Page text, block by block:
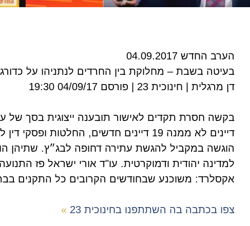
הערב החדש 04.09.2017
בעיטה בשבת – מחלוקת בין החרדים לנתניהו על
דן מרגלית | חינוכית 23 | פורסם 04/09/17 19:30
בקשה חסרת תקדים לאישור תובענה ייצוגית בסך של
דיינים לא ממנה 19 דיינים חדשים,
הוגשה במקביל להגשת עתירה דחופה לבג״ץ. שתיהן
למדינה יהודית ודמוקרטית. עו"ד אורי ישראל פז
אקסלרד: משוכנע שבחודשים הקרובים כל התקנים
צפו בכתבה בה השתתפנו בחינוכית 23 »